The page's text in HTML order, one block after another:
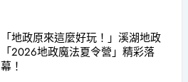
「地政原來這麼好玩！」溪湖地政
「2026地政魔法夏令營」精彩落
幕！